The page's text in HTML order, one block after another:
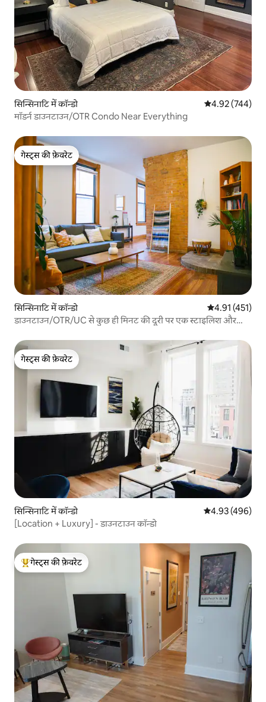
सिन्सिनाटि में कॉन्डो औसत रेटिंग 5 में से
4.92 (744)
मॉडर्न डाउनटाउन/OTR Condo Near Everything
गेस्ट्स की फ़ेवरेट
गेस्ट्स की फ़ेवरेट
सिन्सिनाटि में कॉन्डो औसत रेटिंग 5 में से
4.91 (451)
डाउनटाउन/OTR/UC से कुछ ही मिनट की दूरी पर एक स्टाइलिश और
गेस्ट्स की फ़ेवरेट
गेस्ट्स की फ़ेवरेट
सिन्सिनाटि में कॉन्डो औसत रेटिंग 5 में से
4.93 (496)
[Location + Luxury] - डाउनटाउन कॉन्डो
गेस्ट्स का टॉप फ़ेवरेट
गेस्ट्स की फ़ेवरेट